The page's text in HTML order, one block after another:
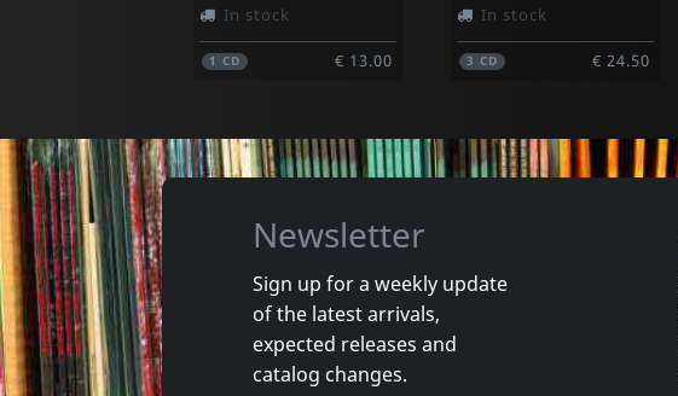
In stock
1CD € 13.00
In stock
3 CD € 24.50
Wolf, Thibault
KorzÉam
In stock
Newsletter
Sign up for a weekly update
of the latest arrivals,
expected releases and
catalog changes.